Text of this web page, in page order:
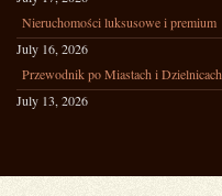
Nieruchomości luksusowe i premium
July 16, 2026
Przewodnik po Miastach i Dzielnicach
July 13, 2026